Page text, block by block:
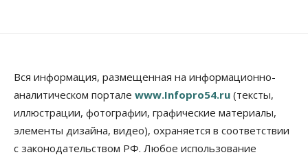
Бизнес Город Общество
Большая часть улиц в Новосибирске закрыта для
движения самокатов
10 Августа 2026, 10:00
Вся информация, размещенная на информационно-
аналитическом портале www.Infopro54.ru (тексты,
иллюстрации, фотографии, графические материалы,
элементы дизайна, видео), охраняется в соответствии
с законодательством РФ. Любое использование